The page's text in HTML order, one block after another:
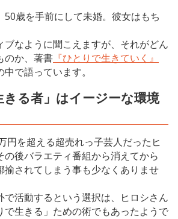
50歳を手前にして未婚。彼女はもち
ブなように聞こえますが、それがどん
のか、著書 『ひとりで生きていく』
中で語っています。
る者」はイージーな環境
円を超える超売れっ子芸人だったヒ
の後バラエティ番組から消えてから
揄されてしまう事も少なくありませ
で活動するという選択は、ヒロシさん
で生きる」ための術でもあったようで